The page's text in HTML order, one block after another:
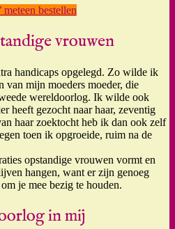
meteen bestellen
vrouwen
handicaps opgelegd. Zo wilde ik
van mijn moeders moeder, die
wereldoorlog. Ik wilde ook
heeft gezocht naar haar, zeventig
haar zoektocht heb ik dan ook zelf
toen ik opgroeide, ruim na de
opstandige vrouwen vormt en
hangen, want er zijn genoeg
je mee bezig te houden.
in mij